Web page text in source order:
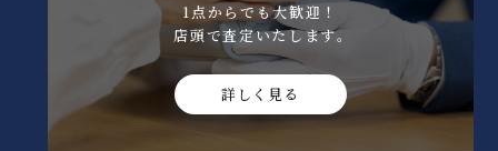
1点からでも大歓迎！
店頭で査定いたします｡
詳しく見る